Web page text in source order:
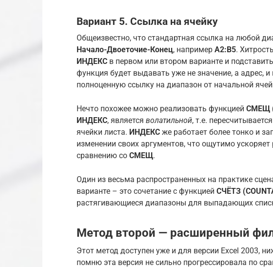
Вариант 5. Ссылка на ячейку
Общеизвестно, что стандартная ссылка на любой
Начало-Двоеточие-Конец, например A2:B5.
ИНДЕКС в первом или втором варианте и
функция будет выдавать уже не значение, а адрес,
полноценную ссылку на диапазон от начальной
Нечто похожее можно реализовать функцией СМЕЩ
ИНДЕКС, является волатильной, т.е.
ячейки листа. ИНДЕКС же работает более тонко и
изменении своих аргументов, что ощутимо
сравнению со СМЕЩ.
Один из весьма распространенных на практике
варианте – это сочетание с функцией СЧЁТЗ
растягивающиеся диапазоны для выпадающих
Метод второй — расширенный
Этот метод доступен уже и для версии Excel 2003,
помню эта версия не сильно прогрессировала по